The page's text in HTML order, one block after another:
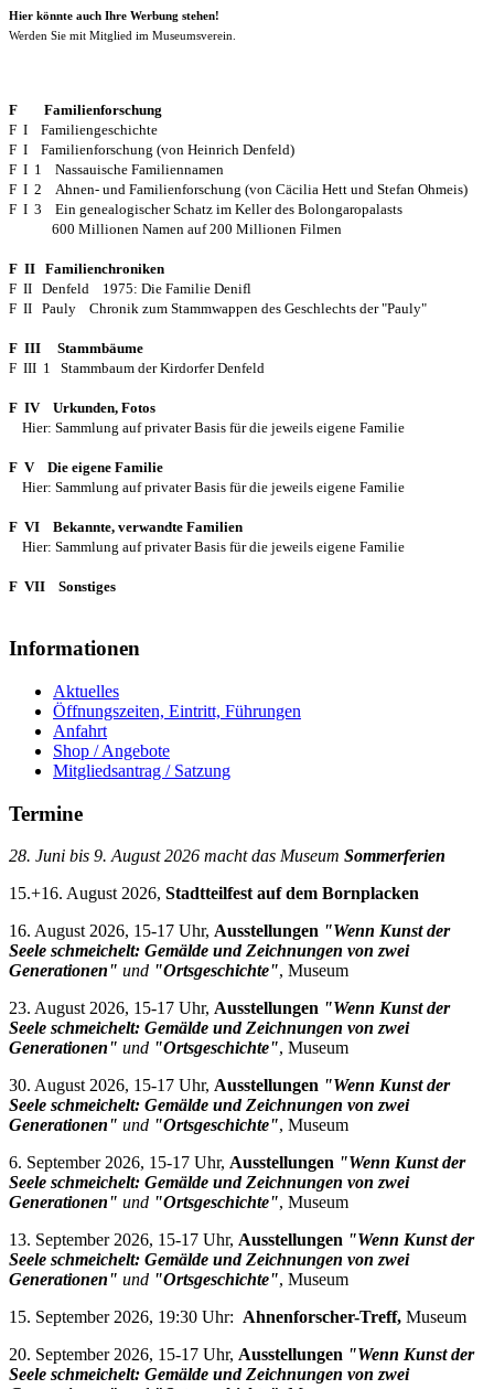
Hier könnte auch Ihre Werbung stehen!
Werden Sie mit Mitglied im Museumsverein.
F Familienforschung
F I Familiengeschichte
F I Familienforschung (von Heinrich Denfeld)
F I 1 Nassauische Familiennamen
F I 2 Ahnen- und Familienforschung (von Cäcilia Hett und Stefan Ohmeis)
F I 3 Ein genealogischer Schatz im Keller des Bolongaropalasts
600 Millionen Namen auf 200 Millionen Filmen
F II Familienchroniken
F II Denfeld 1975: Die Familie Denifl
F II Pauly Chronik zum Stammwappen des Geschlechts der "Pauly"
F III Stammbäume
F III 1 Stammbaum der Kirdorfer Denfeld
F IV Urkunden, Fotos
Hier: Sammlung auf privater Basis für die jeweils eigene Familie
F V Die eigene Familie
Hier: Sammlung auf privater Basis für die jeweils eigene Familie
F VI Bekannte, verwandte Familien
Hier: Sammlung auf privater Basis für die jeweils eigene Familie
F VII Sonstiges
Informationen
Aktuelles
Öffnungszeiten, Eintritt, Führungen
Anfahrt
Shop / Angebote
Mitgliedsantrag / Satzung
Termine
28. Juni bis 9. August 2026 macht das Museum Sommerferien
15.+16. August 2026, Stadtteilfest auf dem Bornplacken
16. August 2026, 15-17 Uhr, Ausstellungen "Wenn Kunst der
Seele schmeichelt: Gemälde und Zeichnungen von zwei
Generationen" und "Ortsgeschichte", Museum
23. August 2026, 15-17 Uhr, Ausstellungen "Wenn Kunst der
Seele schmeichelt: Gemälde und Zeichnungen von zwei
Generationen" und "Ortsgeschichte", Museum
30. August 2026, 15-17 Uhr, Ausstellungen "Wenn Kunst der
Seele schmeichelt: Gemälde und Zeichnungen von zwei
Generationen" und "Ortsgeschichte", Museum
6. September 2026, 15-17 Uhr, Ausstellungen "Wenn Kunst der
Seele schmeichelt: Gemälde und Zeichnungen von zwei
Generationen" und "Ortsgeschichte", Museum
13. September 2026, 15-17 Uhr, Ausstellungen "Wenn Kunst der
Seele schmeichelt: Gemälde und Zeichnungen von zwei
Generationen" und "Ortsgeschichte", Museum
15. September 2026, 19:30 Uhr: Ahnenforscher-Treff, Museum
20. September 2026, 15-17 Uhr, Ausstellungen "Wenn Kunst der
Seele schmeichelt: Gemälde und Zeichnungen von zwei